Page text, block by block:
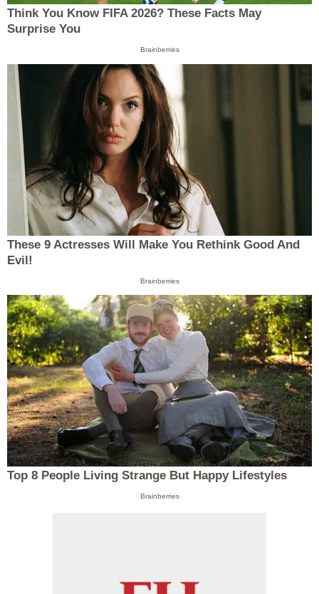
Think You Know FIFA 2026? These Facts May
Surprise You
Brainberries
These 9 Actresses Will Make You Rethink Good And
Evil!
Brainberries
Top 8 People Living Strange But Happy Lifestyles
Brainberries